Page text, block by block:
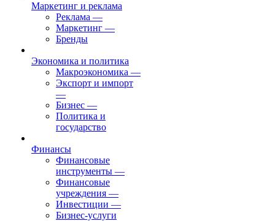
Маркетинг и реклама
Реклама —
Маркетинг —
Бренды
Экономика и политика
Макроэкономика —
Экспорт и импорт
—
Бизнес —
Политика и
государство
Финансы
Финансовые
инструменты —
Финансовые
учреждения —
Инвестиции —
Бизнес-услуги